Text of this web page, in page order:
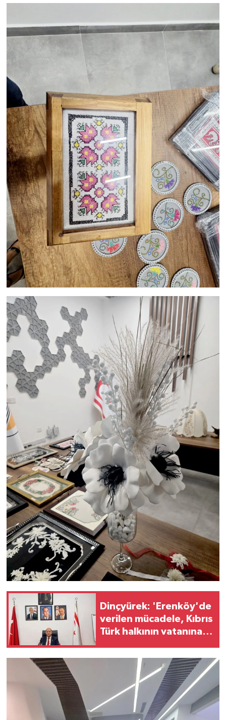
Dinçyürek: 'Erenköy'de
verilen mücadele, Kıbrıs
Türk halkının vatanına
en güçlü
göstergelerinden